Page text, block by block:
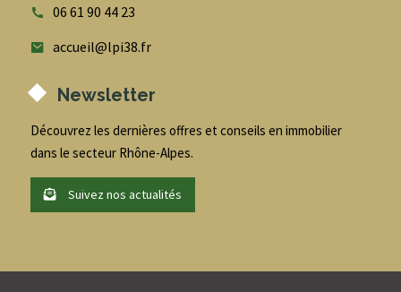
06 61 90 44 23
accueil@lpi38.fr
Newsletter
Découvrez les dernières offres et conseils en immobilier
dans le secteur Rhône-Alpes.
Suivez nos actualités